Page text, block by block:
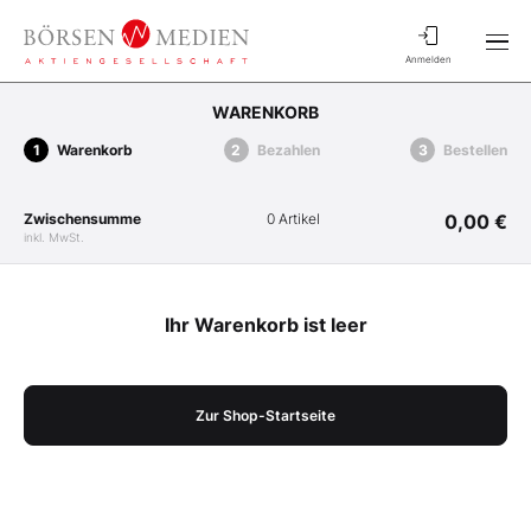
Anmelden
WARENKORB
Warenkorb Bezahlen Bestellen
Zwischensumme
inkl. MwSt.
0 Artikel 0,00 €
Ihr Warenkorb ist leer
Zur Shop-Startseite